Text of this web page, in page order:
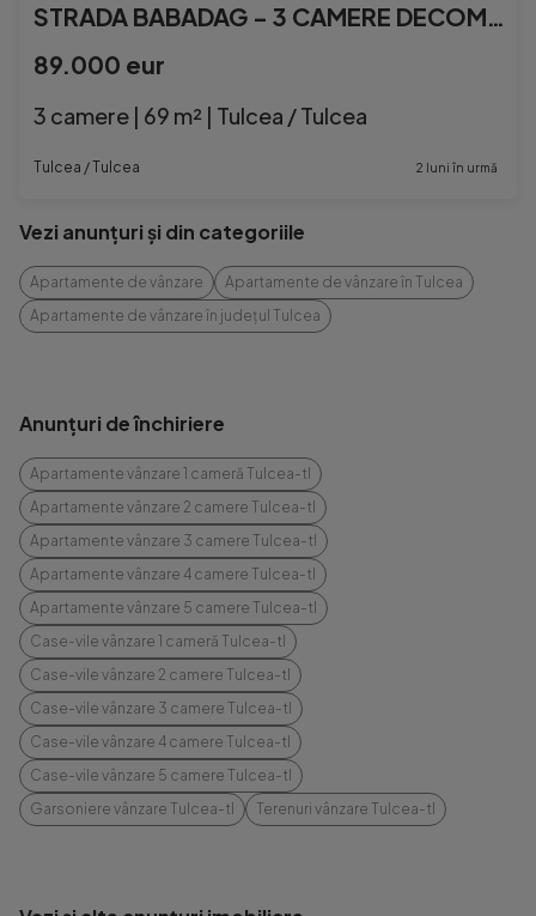
STRADA BABADAG - 3 CAMERE DECOMANDAT, SUPRAFATA 69MP.
89.000 eur
3 camere | 69 m² | Tulcea / Tulcea
Tulcea / Tulcea 2 luni în urmă
Vezi anunțuri și din categoriile
Apartamente de vânzare
Apartamente de vânzare în Tulcea
Apartamente de vânzare în județul Tulcea
Anunțuri de închiriere
Apartamente vânzare 1 cameră Tulcea-tl
Apartamente vânzare 2 camere Tulcea-tl
Apartamente vânzare 3 camere Tulcea-tl
Apartamente vânzare 4 camere Tulcea-tl
Apartamente vânzare 5 camere Tulcea-tl
Case-vile vânzare 1 cameră Tulcea-tl
Case-vile vânzare 2 camere Tulcea-tl
Case-vile vânzare 3 camere Tulcea-tl
Case-vile vânzare 4 camere Tulcea-tl
Case-vile vânzare 5 camere Tulcea-tl
Garsoniere vânzare Tulcea-tl
Terenuri vânzare Tulcea-tl